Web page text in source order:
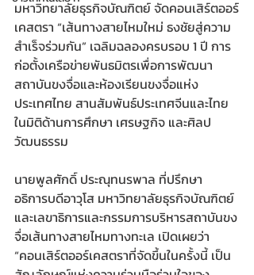
มหาวิทยาลัยธุรกิจบัณฑิตย์ จัดคอนเสิร์ตออร์
เคสตรา “เส้นทางสายไหมใหม่ ธงชัยสู่ความ
สำเร็จร่วมกัน” เฉลิมฉลองครบรอบ 1 ปี การ
ก่อตั้งเครือข่ายพันธมิตรเพื่อการพัฒนา
สถาบันขงจื่อและห้องเรียนขงจื่อแห่ง
ประเทศไทย สานสัมพันธ์ประเทศจีนและไทย
ในมิติด้านการศึกษา เศรษฐกิจ และศิลป
วัฒนธรรม
นายพูลศักดิ์ ประณุทนรพาล ที่ปรึกษา
อธิการบดีอาวุโส มหาวิทยาลัยธุรกิจบัณฑิตย์
และเลขาธิการและกรรมการบริหารสถาบันขง
จื่อเส้นทางสายไหมทางทะเล เปิดเผยว่า
“คอนเสิร์ตออร์เคสตราที่จัดขึ้นในครั้งนี้ เป็น